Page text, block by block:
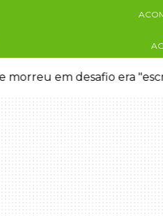
morreu em desafio era